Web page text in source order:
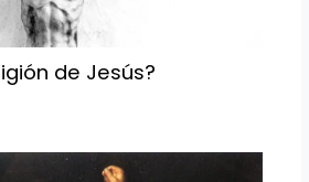
de Jesús?